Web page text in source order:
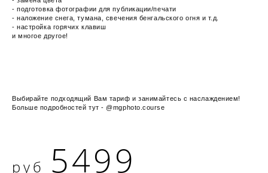
- подготовка фотографии для публикации/печати
- наложение снега, тумана, свечения бенгальского огня и т.д.
- настройка горячих клавиш
и многое другое!
Выбирайте подходящий Вам тариф и занимайтесь с наслаждением!
Больше подробностей тут -@mgphoto.course
руб 5499